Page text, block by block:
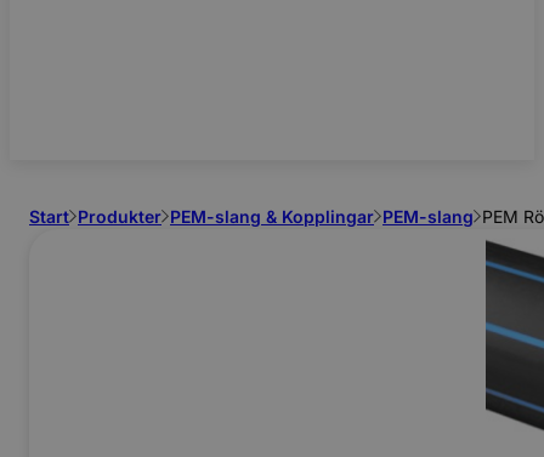
Start Produkter PEM-slang & Kopplingar PEM-slang PEM